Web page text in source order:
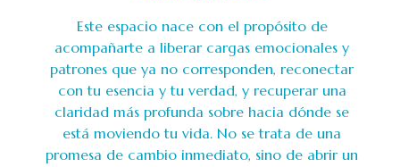
Este espacio nace con el propósito de
acompañarte a liberar cargas emocionales y
patrones que ya no corresponden, reconectar
con tu esencia y tu verdad, y recuperar una
claridad más profunda sobre hacia dónde se
está moviendo tu vida. No se trata de una
promesa de cambio inmediato, sino de abrir un